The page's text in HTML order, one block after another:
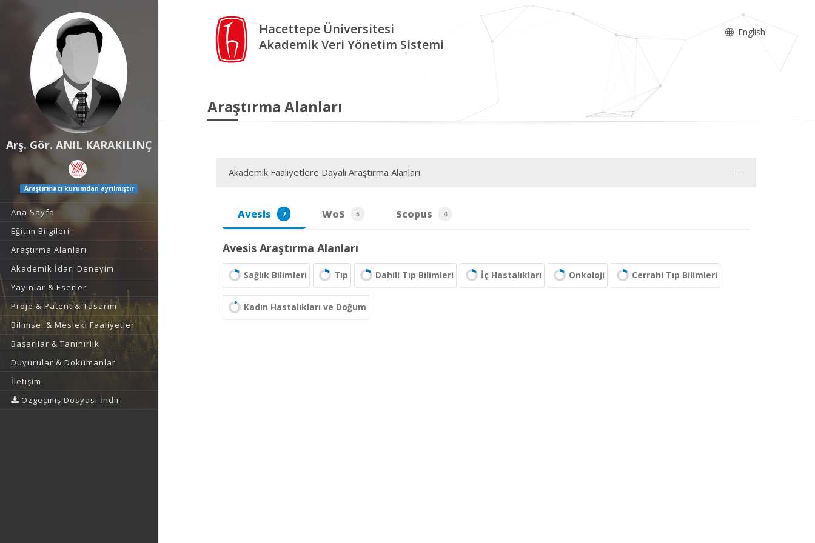
Arş. Gör. ANIL KARAKILINÇ
Araştırmacı kurumdan ayrılmıştır
Ana Sayfa
Eğitim Bilgileri
Araştırma Alanları
Akademik İdari Deneyim
Yayınlar & Eserler
Proje & Patent & Tasarım
Bilimsel & Mesleki Faaliyetler
Başarılar & Tanınırlık
Duyurular & Dokümanlar
İletişim
Özgeçmiş Dosyası İndir
Hacettepe Üniversitesi
Akademik Veri Yönetim Sistemi
English
Araştırma Alanları
Akademik Faaliyetlere Dayalı Araştırma Alanları
Avesis 7 WoS 5 Scopus 4
Avesis Araştırma Alanları
Sağlık Bilimleri Tıp Dahili Tıp Bilimleri İç Hastalıkları Onkoloji Cerrahi Tıp Bilimleri
Kadın Hastalıkları ve Doğum